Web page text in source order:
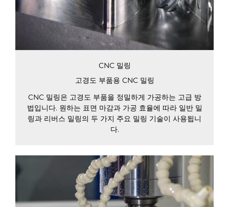
CNC 밀링
고경도 부품용 CNC 밀링
CNC 밀링은 고경도 부품을 정밀하게 가공하는 고급 방
법입니다. 원하는 표면 마감과 가공 효율에 따라 일반 밀
링과 리버스 밀링의 두 가지 주요 밀링 기술이 사용됩니
다.